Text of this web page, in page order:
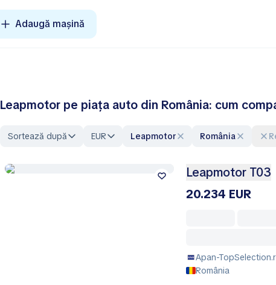
Adaugă mașină
Leapmotor pe piața auto din România: cum
Sortează după EUR Leapmotor România
Leapmotor T03
20.234 EUR
Apan-
România